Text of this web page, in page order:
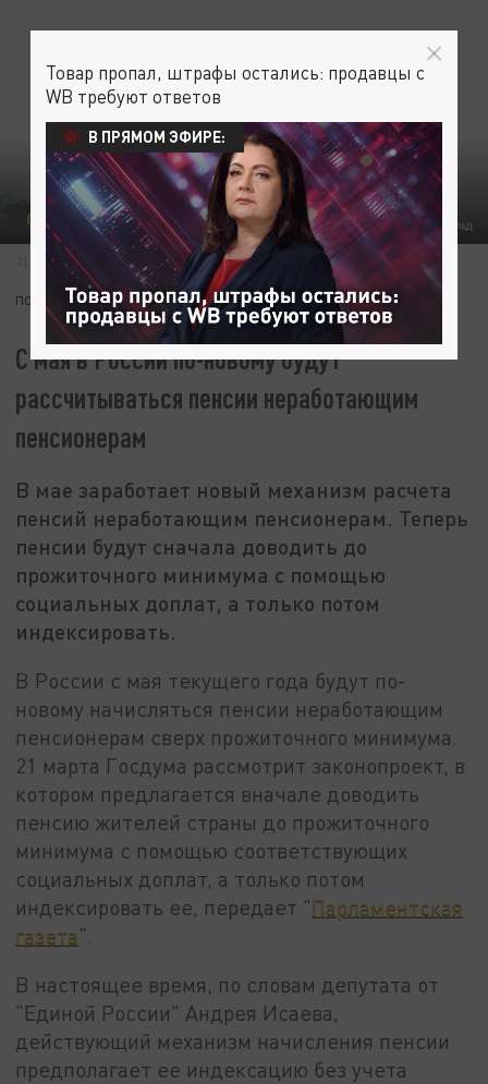
ФОТО: ЦАРЬГРАД
ОБЩЕСТВО
21 МАРТА 13:25
ПОДПИШИТЕСЬ:
С мая в России по-новому будут
рассчитываться пенсии неработающим
пенсионерам
В мае заработает новый механизм расчета
пенсий неработающим пенсионерам. Теперь
пенсии будут сначала доводить до
прожиточного минимума с помощью
социальных доплат, а только потом
индексировать.
В России с мая текущего года будут по-
новому начисляться пенсии неработающим
пенсионерам сверх прожиточного минимума.
21 марта Госдума рассмотрит законопроект, в
котором предлагается вначале доводить
пенсию жителей страны до прожиточного
минимума с помощью соответствующих
социальных доплат, а только потом
индексировать ее, передает "Парламентская
газета".
В настоящее время, по словам депутата от
"Единой России" Андрея Исаева,
действующий механизм начисления пенсии
предполагает ее индексацию без учета
Товар пропал, штрафы остались: продавцы с
WB требуют ответов
В ПРЯМОМ ЭФИРЕ: